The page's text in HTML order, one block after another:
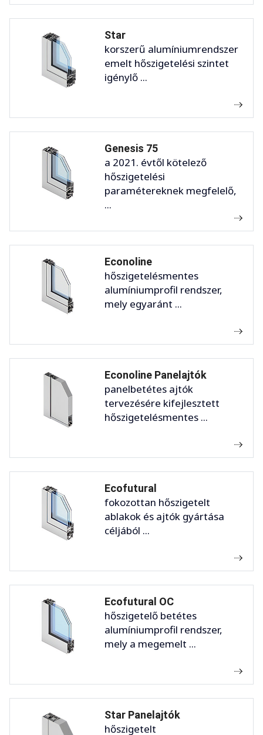
Star
korszerű alumíniumrendszer
emelt hőszigetelési szintet
igénylő ...
Genesis 75
a 2021. évtől kötelező
hőszigetelési
paramétereknek megfelelő,
...
Econoline
hőszigetelésmentes
alumíniumprofil rendszer,
mely egyaránt ...
Econoline Panelajtók
panelbetétes ajtók
tervezésére kifejlesztett
hőszigetelésmentes ...
Ecofutural
fokozottan hőszigetelt
ablakok és ajtók gyártása
céljából ...
Ecofutural OC
hőszigetelő betétes
alumíniumprofil rendszer,
mely a megemelt ...
Star Panelajtók
hőszigetelt